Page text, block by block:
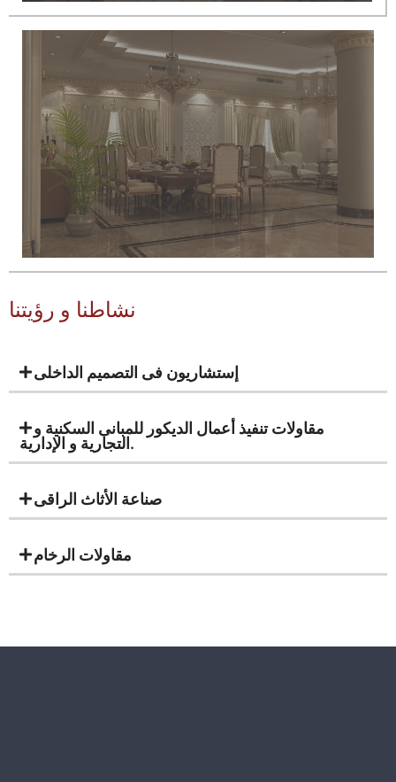
نشاطنا و رؤيتنا
إستشاريون فى التصميم الداخلى
مقاولات تنفيذ أعمال الديكور للمبانى السكنية و
التجارية و الإدارية.
صناعة الأثاث الراقى
مقاولات الرخام